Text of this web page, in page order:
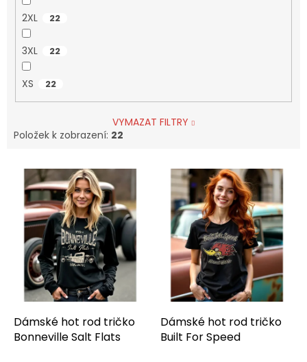
2XL 22
3XL 22
XS 22
VYMAZAT FILTRY
Položek k zobrazení: 22
Dámské hot rod tričko
Bonneville Salt Flats
Dámské hot rod tričko
Built For Speed